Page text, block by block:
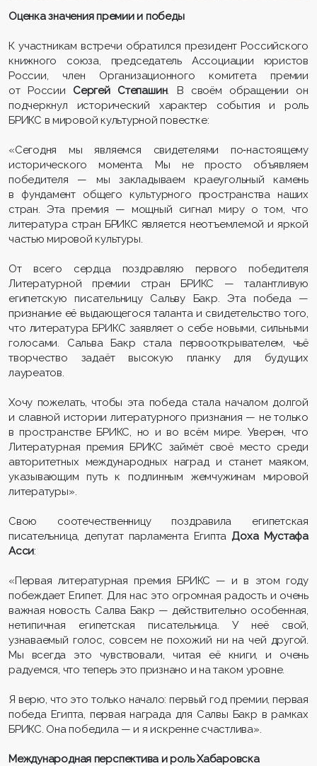
Оценка значения премии и победы
К участникам встречи обратился президент Российского
книжного союза, председатель Ассоциации юристов
России, член Организационного комитета премии
от России Сергей Степашин. В своём обращении он
подчеркнул исторический характер события и роль
БРИКС в мировой культурной повестке:
«Сегодня мы являемся свидетелями по‑настоящему
исторического момента. Мы не просто объявляем
победителя — мы закладываем краеугольный камень
в фундамент общего культурного пространства наших
стран. Эта премия — мощный сигнал миру о том, что
литература стран БРИКС является неотъемлемой и яркой
частью мировой культуры.
От всего сердца поздравляю первого победителя
Литературной премии стран БРИКС — талантливую
египетскую писательницу Сальву Бакр. Эта победа —
признание её выдающегося таланта и свидетельство того,
что литература БРИКС заявляет о себе новыми, сильными
голосами. Сальва Бакр стала первооткрывателем, чьё
творчество задаёт высокую планку для будущих
лауреатов.
Хочу пожелать, чтобы эта победа стала началом долгой
и славной истории литературного признания — не только
в пространстве БРИКС, но и во всём мире. Уверен, что
Литературная премия БРИКС займёт своё место среди
авторитетных международных наград и станет маяком,
указывающим путь к подлинным жемчужинам мировой
литературы».
Свою соотечественницу поздравила египетская
писательница, депутат парламента ЕгиптаДоха Мустафа
Асси:
«Первая литературная премия БРИКС — и в этом году
побеждает Египет. Для нас это огромная радость и очень
важная новость. Салва Бакр — действительно особенная,
нетипичная египетская писательница. У неё свой,
узнаваемый голос, совсем не похожий ни на чей другой.
Мы всегда это чувствовали, читая её книги, и очень
радуемся, что теперь это признано и на таком уровне.
Я верю, что это только начало: первый год премии, первая
победа Египта, первая награда для Салвы Бакр в рамках
БРИКС. Она победила — и я искренне счастлива».
Международная перспектива и роль Хабаровска